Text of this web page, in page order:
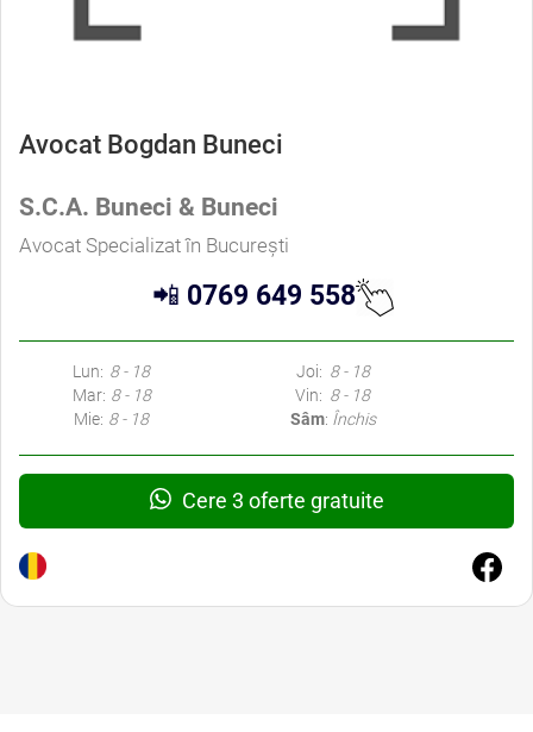
Avocat Bogdan Buneci
S.C.A. Buneci & Buneci
Avocat Specializat în București
📲 0769 649 558
Lun: 8 - 18
Mar: 8 - 18
Mie: 8 - 18
Joi: 8 - 18
Vin: 8 - 18
Sâm: Închis
Cere 3 oferte gratuite